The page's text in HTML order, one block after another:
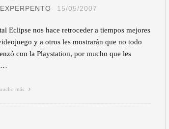
EXPERPENTO 15/05/2007
Eclipse nos hace retroceder a tiempos mejores
y a otros les mostrarán que no todo
con la Playstation, por mucho que les
más